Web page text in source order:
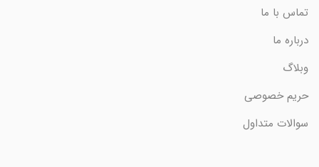
تماس با ما
درباره ما
وبلاگ
حریم خصوصی
سوالات متداول